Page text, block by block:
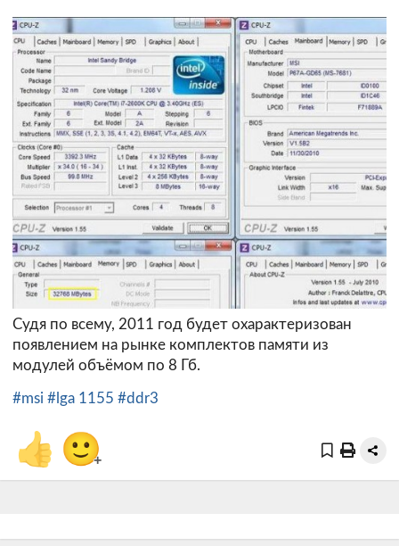
Судя по всему, 2011 год будет охарактеризован
появлением на рынке комплектов памяти из
модулей объёмом по 8 Гб.
#msi #lga 1155 #ddr3
👍 🙂+